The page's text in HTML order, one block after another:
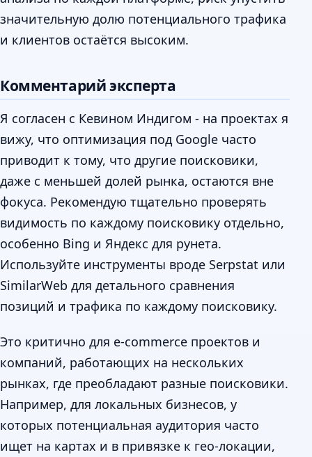
значительную долю потенциального трафика
и клиентов остаётся высоким.
Комментарий эксперта
Я согласен с Кевином Индигом - на проектах я
вижу, что оптимизация под Google часто
приводит к тому, что другие поисковики,
даже с меньшей долей рынка, остаются вне
фокуса. Рекомендую тщательно проверять
видимость по каждому поисковику отдельно,
особенно Bing и Яндекс для рунета.
Используйте инструменты вроде Serpstat или
SimilarWeb для детального сравнения
позиций и трафика по каждому поисковику.
Это критично для e-commerce проектов и
компаний, работающих на нескольких
рынках, где преобладают разные поисковики.
Например, для локальных бизнесов, у
которых потенциальная аудитория часто
ищет на картах и в привязке к гео-локации,